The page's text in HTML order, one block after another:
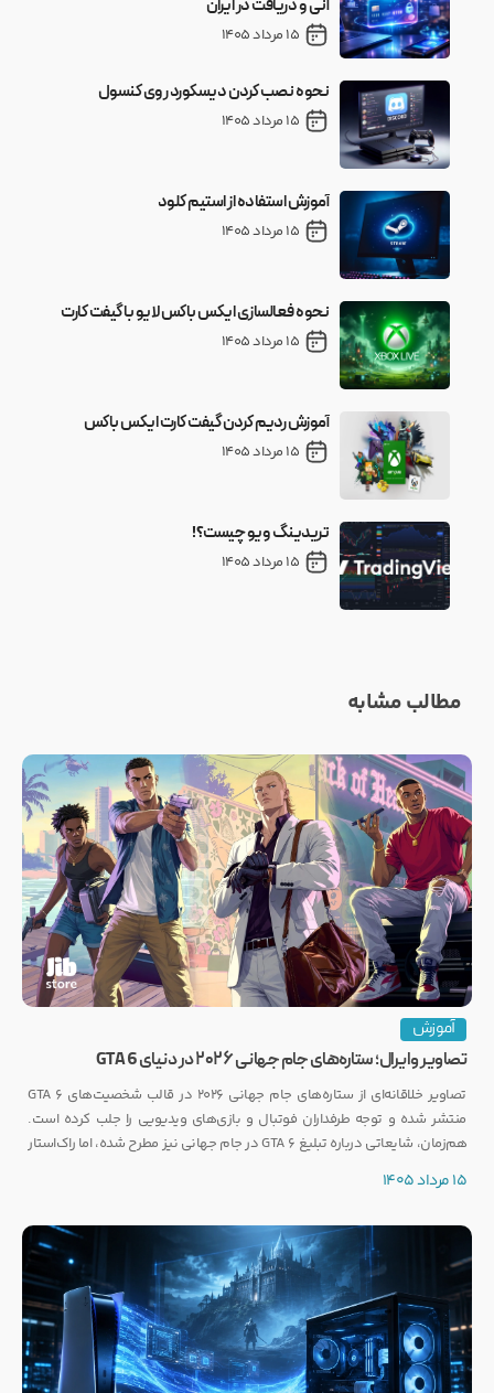
آنی و دریافت در ایران
15 مرداد 1405
نحوه نصب کردن دیسکورد روی کنسول
15 مرداد 1405
آموزش استفاده از استیم کلود
15 مرداد 1405
نحوه فعالسازی ایکس باکس لایو با گیفت کارت
15 مرداد 1405
آموزش ردیم کردن گیفت کارت ایکس باکس
15 مرداد 1405
تریدینگ ویو چیست؟!
15 مرداد 1405
مطالب مشابه
آموزش
تصاویر وایرال؛ ستاره‌های جام جهانی ۲۰۲۶ در دنیای GTA 6
تصاویر خلاقانه‌ای از ستاره‌های جام جهانی ۲۰۲۶ در قالب شخصیت‌های GTA 6
منتشر شده و توجه طرفداران فوتبال و بازی‌های ویدیویی را جلب کرده است.
هم‌زمان، شایعاتی درباره تبلیغ GTA 6 در جام جهانی نیز مطرح شده، اما راک‌استار
15 مرداد 1405